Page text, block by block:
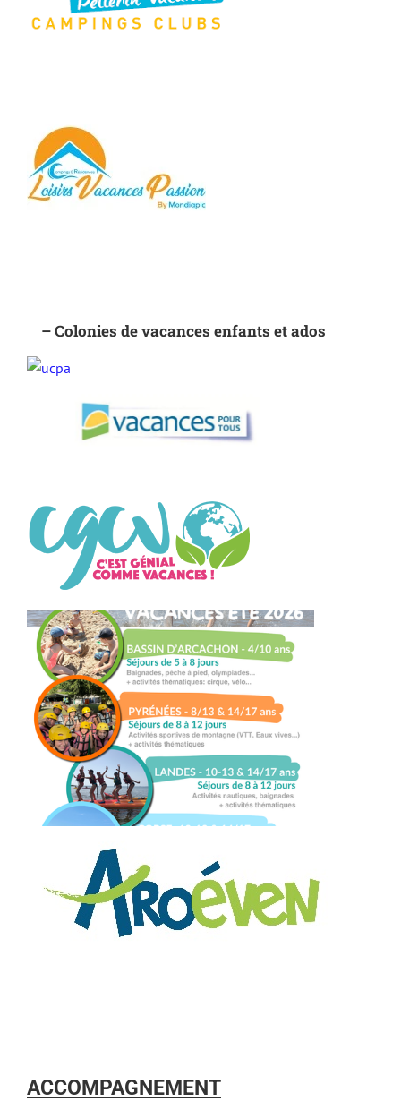
– Colonies de vacances enfants et ados
ACCOMPAGNEMENT